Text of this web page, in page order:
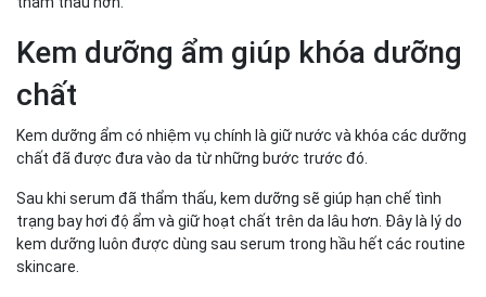
Kem dưỡng ẩm giúp khóa dưỡng
chất
Kem dưỡng ẩm có nhiệm vụ chính là giữ nước và khóa các dưỡng
chất đã được đưa vào da từ những bước trước đó.
Sau khi serum đã thẩm thấu, kem dưỡng sẽ giúp hạn chế tình
trạng bay hơi độ ẩm và giữ hoạt chất trên da lâu hơn. Đây là lý do
kem dưỡng luôn được dùng sau serum trong hầu hết các routine
skincare.